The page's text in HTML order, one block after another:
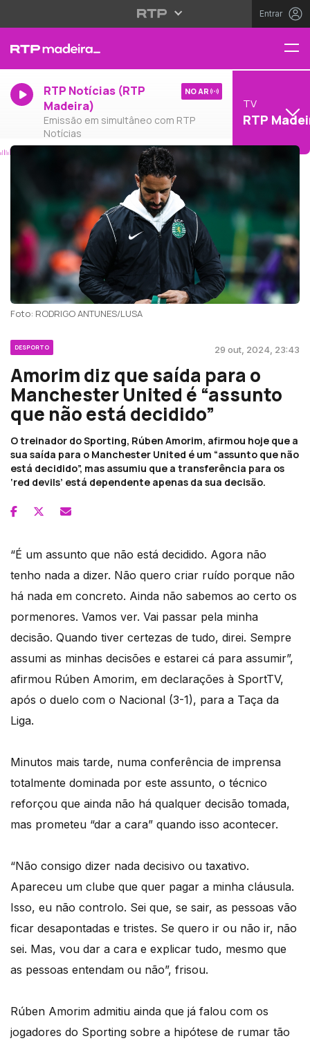
Entrar
RTP Notícias (RTP
Madeira)
Emissão em simultâneo com RTP
Notícias
NO AR
TV
RTP
Foto: RODRIGO ANTUNES/LUSA
DESPORTO 29 out, 2024, 23:43
Amorim diz que saída para o
Manchester United é “assunto
que não está decidido”
O treinador do Sporting, Rúben Amorim, afirmou hoje que a
sua saída para o Manchester United é um “assunto que não
está decidido”, mas assumiu que a transferência para os
‘red devils’ está dependente apenas da sua decisão.
“É um assunto que não está decidido. Agora não
tenho nada a dizer. Não quero criar ruído porque não
há nada em concreto. Ainda não sabemos ao certo os
pormenores. Vamos ver. Vai passar pela minha
decisão. Quando tiver certezas de tudo, direi. Sempre
assumi as minhas decisões e estarei cá para assumir”,
afirmou Rúben Amorim, em declarações à SportTV,
após o duelo com o Nacional (3-1), para a Taça da
Liga.
Minutos mais tarde, numa conferência de imprensa
totalmente dominada por este assunto, o técnico
reforçou que ainda não há qualquer decisão tomada,
mas prometeu “dar a cara” quando isso acontecer.
“Não consigo dizer nada decisivo ou taxativo.
Apareceu um clube que quer pagar a minha cláusula.
Isso, eu não controlo. Sei que, se sair, as pessoas vão
ficar desapontadas e tristes. Se quero ir ou não ir, não
sei. Mas, vou dar a cara e explicar tudo, mesmo que
as pessoas entendam ou não”, frisou.
Rúben Amorim admitiu ainda que já falou com os
jogadores do Sporting sobre a hipótese de rumar tão